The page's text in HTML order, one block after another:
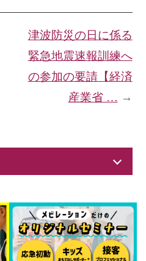
津波防災の日に係る
緊急地震速報訓練へ
の参加の要請【経済
産業省 … →